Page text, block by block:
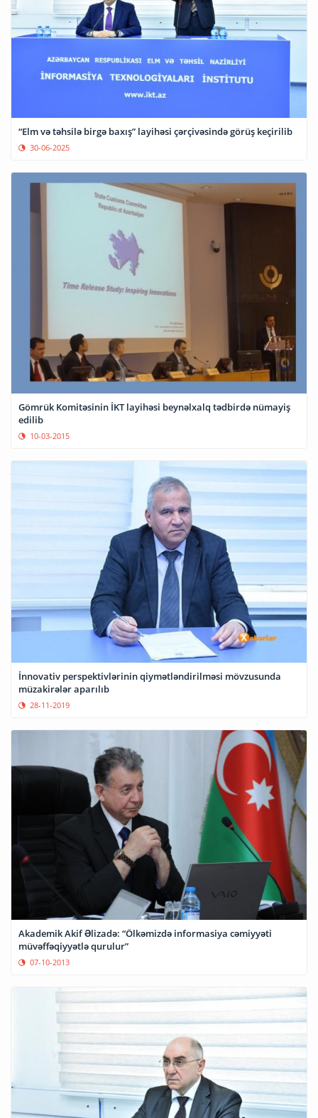
“Elm və təhsilə birgə baxış” layihəsi çərçivəsində görüş keçirilib
30-06-2025
Gömrük Komitəsinin İKT layihəsi beynəlxalq tədbirdə nümayiş
edilib
10-03-2015
İnnovativ perspektivlərinin qiymətləndirilməsi mövzusunda
müzakirələr aparılıb
28-11-2019
Akademik Akif Əlizadə: “Ölkəmizdə informasiya cəmiyyəti
müvəffəqiyyətlə qurulur”
07-10-2013